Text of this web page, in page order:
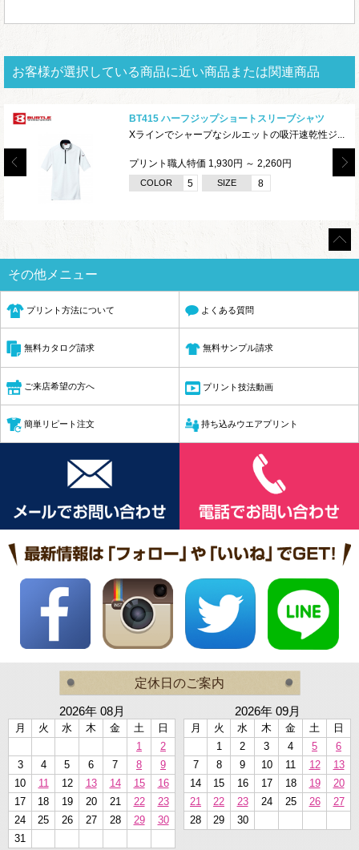
お客様が選択している商品に近い商品または関連商品
BT415 ハーフジップショートスリーブシャツ
Xラインでシャープなシルエットの吸汗速乾性ジ...
プリント職人特価 1,930円 ～ 2,260円
COLOR 5 SIZE 8
その他メニュー
プリント方法について よくある質問
無料カタログ請求 無料サンプル請求
ご来店希望の方へ プリント技法動画
簡単リピート注文 持ち込みウエアプリント
定休日のご案内
2026年 08月
月 火 水 木 金 土
日
1
2
3
4 5 6 7 8
9
10
11 12 13 14 15
16
17
18 19 20 21 22
23
24
25 26 27 28 29
30
31
2026年 09月
月 火 水 木 金 土
日
1
2 3 4 5
6
7
8 9 10 11 12
13
14
15 16 17 18 19
20
21
22 23 24 25 26
27
28
29 30